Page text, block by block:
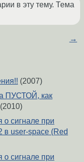
в эту тему. Тема
→
(2007)
ПУСТОЙ, как
(2010)
сигнале при
в user-space (Red
сигнале при